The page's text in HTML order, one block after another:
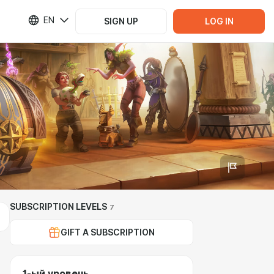
EN SIGN UP LOG IN
SUBSCRIPTION LEVELS 7
GIFT A SUBSCRIPTION